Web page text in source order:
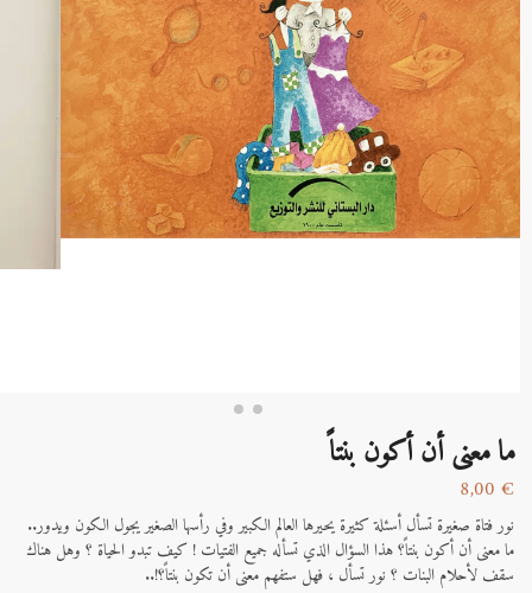
ما معنى أن أكون بنتاً
8,00 €
نور فتاة صغيرة تسأل أسئلة كثيرة يحيرها العالم الكبير وفي رأسها الصغير يجول الكون ويدور..
ما معنى أن أكون بنتاً؟ هذا السؤال الذي تسأله جميع الفتيات ! كيف تبدو الحياة ؟ وهل هناك
سقف لأحلام البنات ؟ نور تسأل ، فهل ستفهم معنى أن تكون بنتاً؟!..